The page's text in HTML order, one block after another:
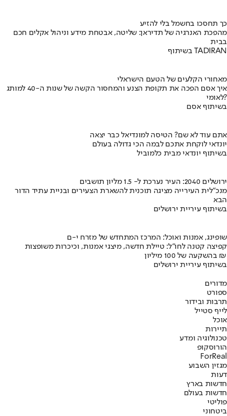
כך תחסכו בחשמל בלי להזיע
מהפכת האנרגיה של תדיראן: שליטה, אבטחת מידע וניהול אקלים חכם
בבית
בשיתוף TADIRAN
מאחורי הקלעים של הטעם הישראלי
איך אסם הפכה את תקופת הצנע והמחסור הקשה של שנות ה-40 למותג
לאומי?
בשיתוף אסם
אתם עוד לא שם? הטיסה למונדיאל כבר יצאה
יונדאי לוקחת אתכם לבמה הכי גדולה בעולם
בשיתוף יונדאי מבית כלמוביל
ירושלים 2040: העיר נערכת ל- 1.5 מליון תושבים
מנכ"לית העירייה מציגה תוכנית להשארת הצעירים ובניית עתיד הדור
הבא
בשיתוף עיריית ירושלים
שופינג, אמנות ואוכל: המרכז המתחדש של מזרח י-ם
קפיצה קטנה לחו"ל: טיילת חדשה, מיצגי אמנות, וכיכרות משופצות
בהשקעה של 100 מיליון ₪
בשיתוף עיריית ירושלים
מדורים
ספורט
תרבות ובידור
לייף סטייל
אוכל
תיירות
טכנולוגיה ומדע
הורוסקופ
ForReal
מגזין השבוע
דעות
חדשות בארץ
חדשות בעולם
פוליטי
ביטחוני